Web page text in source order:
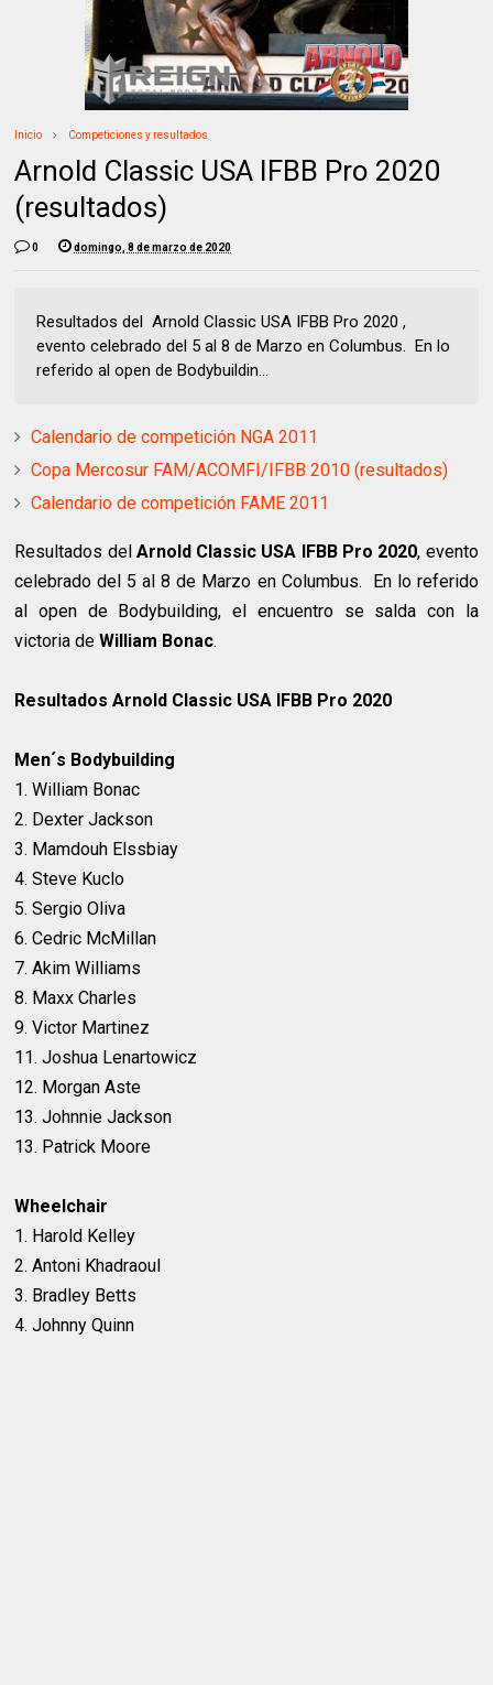
Inicio Competiciones y resultados
Arnold Classic USA IFBB Pro 2020
(resultados)
0 domingo, 8 de marzo de 2020
Resultados del Arnold Classic USA IFBB Pro 2020 ,
evento celebrado del 5 al 8 de Marzo en Columbus. En lo
referido al open de Bodybuildin...
Calendario de competición NGA 2011
Copa Mercosur FAM/ACOMFI/IFBB 2010 (resultados)
Calendario de competición FAME 2011
Resultados del Arnold Classic USA IFBB Pro 2020, evento
celebrado del 5 al 8 de Marzo en Columbus. En lo referido
al open de Bodybuilding, el encuentro se salda con la
victoria deWilliam Bonac.
Resultados Arnold Classic USA IFBB Pro 2020
Men´s Bodybuilding
1. William Bonac
2. Dexter Jackson
3. Mamdouh Elssbiay
4. Steve Kuclo
5. Sergio Oliva
6. Cedric McMillan
7. Akim Williams
8. Maxx Charles
9. Victor Martinez
11. Joshua Lenartowicz
12. Morgan Aste
13. Johnnie Jackson
13. Patrick Moore
Wheelchair
1. Harold Kelley
2. Antoni Khadraoul
3. Bradley Betts
4. Johnny Quinn